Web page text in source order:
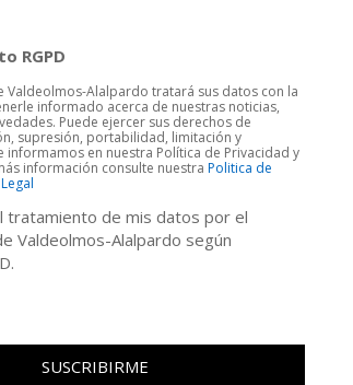
RGPD
Valdeolmos-Alalpardo tratará sus datos con la
informado acerca de nuestras noticias,
Puede ejercer sus derechos de
supresión, portabilidad, limitación y
informamos en nuestra Política de Privacidad y
información consulte nuestraPolitica de
tratamiento de mis datos por el
Valdeolmos-Alalpardo según